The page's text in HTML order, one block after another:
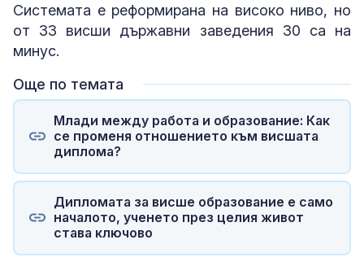
Системата е реформирана на високо ниво, но
от 33 висши държавни заведения 30 са на
минус.
Още по темата
Млади между работа и образование: Как
се променя отношението към висшата
диплома?
Дипломата за висше образование е само
началото, ученето през целия живот
става ключово